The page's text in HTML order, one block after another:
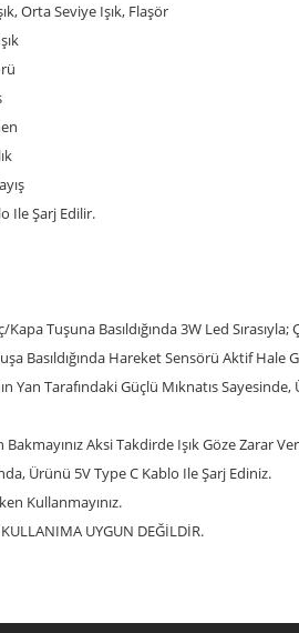
Orta Seviye Işık, Flaşör
Ile Şarj Edilir.
Tuşuna Basıldığında 3W Led
Basıldığında Hareket Sensörü Aktif Hale
Yan Tarafındaki Güçlü Mıknatıs
Bakmayınız Aksi Takdirde Işık Göze Zarar
Ürünü 5V Type C Kablo Ile Şarj Ediniz.
Kullanmayınız.
UYGUN DEĞİLDİR.